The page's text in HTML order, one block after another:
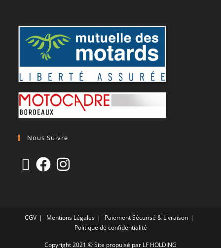
Nous Suivre
CGV Mentions Légales
Paiement Sécurisé & Livraison
Politique de confidentialité
Copyright 2021 © Site propulsé par LF HOLDING